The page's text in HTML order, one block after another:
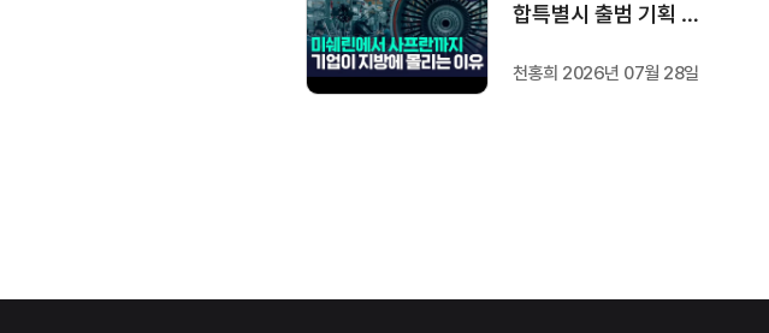
합특별시 출범 기획 보
지방이 주도한 투자..'유
천홍희 2026년 07월 28일